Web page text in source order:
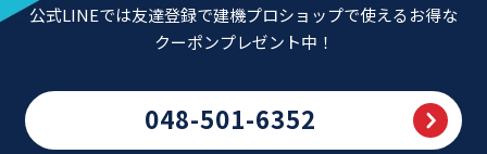
公式LINEでは友達登録で建機プロショップで使えるお得な
クーポンプレゼント中！
048-501-6352